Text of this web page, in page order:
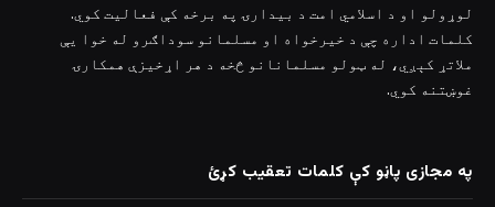
لوړولو او د اسلامي امت د بیدارۍ په برخه کې فعالیت کوي.
کلمات اداره چې د خیرخواه او مسلمانو سوداګرو له خوا یې
ملاتړ کېږي، له ټولو مسلمانانو څخه د هر اړخیزې همکارۍ
غوښتنه کوي.
په مجازی پاڼو کې کلمات تعقیب کړئ